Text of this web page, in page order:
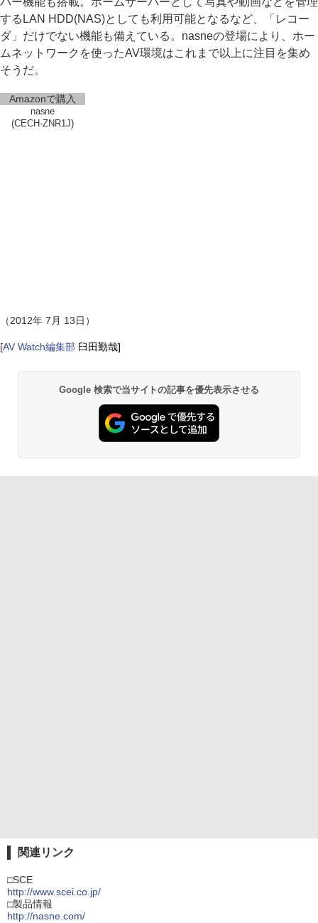
するLAN HDD(NAS)としても利用可能となるなど、「レコー
ダ」だけでない機能も備えている。nasneの登場により、ホー
ムネットワークを使ったAV環境はこれまで以上に注目を集め
そうだ。
Amazonで購入
nasne
(CECH-ZNR1J)
（2012年 7月 13日）
[AV Watch編集部 臼田勤哉]
Google 検索で当サイトの記事を優先表示させる
関連リンク
□SCE
http://www.scei.co.jp/
□製品情報
http://nasne.com/